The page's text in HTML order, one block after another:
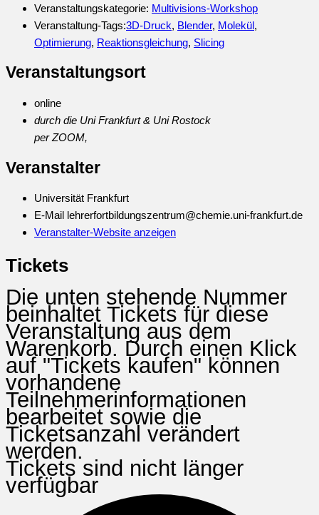
Veranstaltungskategorie: Multivisions-Workshop
Veranstaltung-Tags:3D-Druck, Blender, Molekül,
Optimierung, Reaktionsgleichung, Slicing
Veranstaltungsort
online
durch die Uni Frankfurt & Uni Rostock
per ZOOM,
Veranstalter
Universität Frankfurt
E-Mail lehrerfortbildungszentrum@chemie.uni-frankfurt.de
Veranstalter-Website anzeigen
Tickets
Die unten stehende Nummer
beinhaltet Tickets für diese
Veranstaltung aus dem
Warenkorb. Durch einen Klick
auf "Tickets kaufen" können
vorhandene
Teilnehmerinformationen
bearbeitet sowie die
Ticketsanzahl verändert
werden.
Tickets sind nicht länger
verfügbar